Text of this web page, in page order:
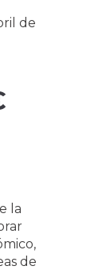
de
la
de